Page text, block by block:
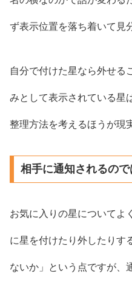
ず表示位置を落ち着いて見
自分で付けた星なら外せる
みとして表示されている星
整理方法を考えるほうが現
相手に通知されるの
お気に入りの星についてよ
に星を付けたり外したりす
ないか」という点ですが、